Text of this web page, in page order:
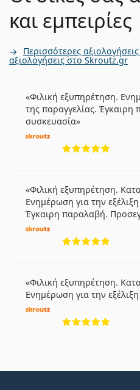
και εμπειρίες
Περισσότερες
αξιολογήσεις στο Skroutz.gr
Φιλική εξυπηρέτηση.
της παραγγελίας.
συσκευασία
Φιλική εξυπηρέτηση.
Ενημέρωση για την
Έγκαιρη παραλαβή.
Φιλική εξυπηρέτηση.
Ενημέρωση για την